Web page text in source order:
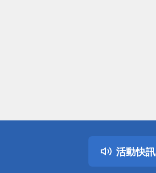
活動快訊